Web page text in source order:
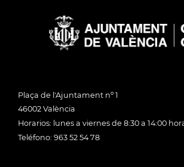
Plaça de l'Ajuntament nº 1
46002 València
Horarios: lunes a viernes de 8:30 a 14:00
Teléfono: 963 52 54 78